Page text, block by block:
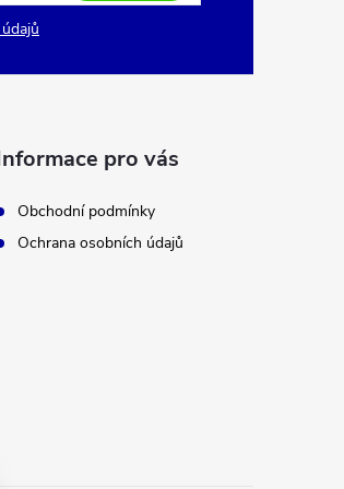
pro vás
Obchodní podmínky
Ochrana osobních údajů